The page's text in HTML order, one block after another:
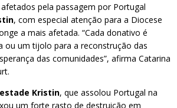
afetados pela passagem por Portugal
, com especial atenção para a Diocese
a mais afetada. “Cada donativo é
ou um tijolo para a reconstrução das
das comunidades”, afirma Catarina
Kristin, que assolou Portugal na
um forte rasto de destruição em